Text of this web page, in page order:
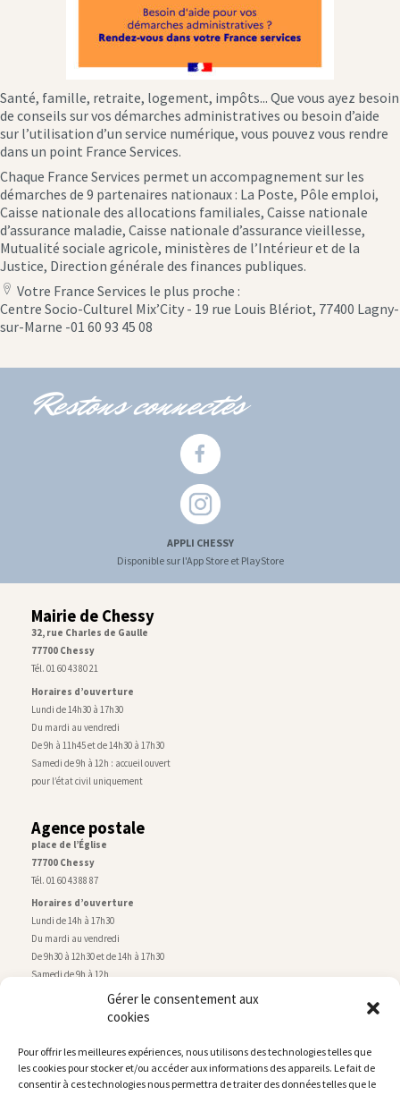
Gérer le consentement aux
cookies
Pour offrir les meilleures expériences, nous utilisons des technologies telles que
les cookies pour stocker et/ou accéder aux informations des appareils. Le fait de
consentir à ces technologies nous permettra de traiter des données telles que le
Santé, famille, retraite, logement, impôts... Que vous ayez besoin
de conseils sur vos démarches administratives ou besoin d’aide
sur l’utilisation d’un service numérique, vous pouvez vous rendre
dans un point France Services.
Chaque France Services permet un accompagnement sur les
démarches de 9 partenaires nationaux : La Poste, Pôle emploi,
Caisse nationale des allocations familiales, Caisse nationale
d’assurance maladie, Caisse nationale d’assurance vieillesse,
Mutualité sociale agricole, ministères de l’Intérieur et de la
Justice, Direction générale des finances publiques.
location
icon
Votre France Services le plus proche :
Centre Socio-Culturel Mix’City - 19 rue Louis Blériot, 77400 Lagny-
sur-Marne -01 60 93 45 08
Restons connectés
APPLI CHESSY
Disponible sur l'App Store et PlayStore
Mairie de Chessy
32, rue Charles de Gaulle
77700 Chessy
Tél. 01 60 43 80 21
Horaires d’ouverture
Lundi de 14h30 à 17h30
Du mardi au vendredi
De 9h à 11h45 et de 14h30 à 17h30
Samedi de 9h à 12h : accueil ouvert
pour l’état civil uniquement
Agence postale
place de l’Église
77700 Chessy
Tél. 01 60 43 88 87
Horaires d’ouverture
Lundi de 14h à 17h30
Du mardi au vendredi
De 9h30 à 12h30 et de 14h à 17h30
Samedi de 9h à 12h
Service technique
rue de Montry–77700 Chessy
Tél. 01 60 43 52 63